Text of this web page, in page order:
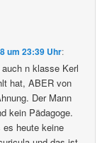
um 23:39 Uhr:
n klasse Kerl
hat, ABER von
Der Mann
kein Pädagoge.
heute keine